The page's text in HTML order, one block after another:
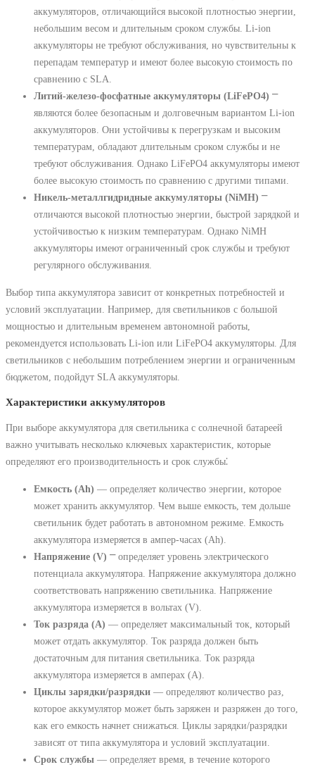
аккумуляторов, отличающийся высокой плотностью энергии,
небольшим весом и длительным сроком службы. Li-ion
аккумуляторы не требуют обслуживания, но чувствительны к
перепадам температур и имеют более высокую стоимость по
сравнению с SLA.
Литий-железо-фосфатные аккумуляторы (LiFePO4) ⎻
являются более безопасным и долговечным вариантом Li-ion
аккумуляторов. Они устойчивы к перегрузкам и высоким
температурам, обладают длительным сроком службы и не
требуют обслуживания. Однако LiFePO4 аккумуляторы имеют
более высокую стоимость по сравнению с другими типами.
Никель-металлгидридные аккумуляторы (NiMH) ⎻
отличаются высокой плотностью энергии, быстрой зарядкой и
устойчивостью к низким температурам. Однако NiMH
аккумуляторы имеют ограниченный срок службы и требуют
регулярного обслуживания.
Выбор типа аккумулятора зависит от конкретных потребностей и
условий эксплуатации. Например, для светильников с большой
мощностью и длительным временем автономной работы,
рекомендуется использовать Li-ion или LiFePO4 аккумуляторы. Для
светильников с небольшим потреблением энергии и ограниченным
бюджетом, подойдут SLA аккумуляторы.
Характеристики аккумуляторов
При выборе аккумулятора для светильника с солнечной батареей
важно учитывать несколько ключевых характеристик, которые
определяют его производительность и срок службы⁚
Емкость (Ah) ― определяет количество энергии, которое
может хранить аккумулятор. Чем выше емкость, тем дольше
светильник будет работать в автономном режиме. Емкость
аккумулятора измеряется в ампер-часах (Ah).
Напряжение (V) ⎻ определяет уровень электрического
потенциала аккумулятора. Напряжение аккумулятора должно
соответствовать напряжению светильника. Напряжение
аккумулятора измеряется в вольтах (V).
Ток разряда (A) ― определяет максимальный ток, который
может отдать аккумулятор. Ток разряда должен быть
достаточным для питания светильника. Ток разряда
аккумулятора измеряется в амперах (A).
Циклы зарядки/разрядки ― определяют количество раз,
которое аккумулятор может быть заряжен и разряжен до того,
как его емкость начнет снижаться. Циклы зарядки/разрядки
зависят от типа аккумулятора и условий эксплуатации.
Срок службы ― определяет время, в течение которого